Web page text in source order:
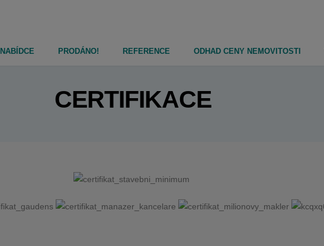
PRODÁNO! REFERENCE ODHAD CENY NEMOVITOSTI
CERTIFIKACE